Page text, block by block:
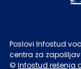
Poslovi Infostud
centra za
© Infostud rešenja